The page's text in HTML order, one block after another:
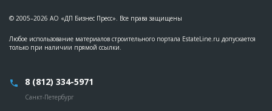
© 2005–2026 АО «ДП Бизнес Пресс». Все права защищены
Любое использование материалов строительного портала EstateLine.ru допускается
только при наличии прямой ссылки.
8 (812) 334-5971
Санкт-Петербург